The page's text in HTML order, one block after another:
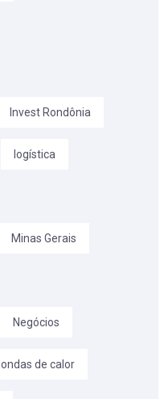
Invest Rondônia
logística
Minas Gerais
Negócios
ondas de calor